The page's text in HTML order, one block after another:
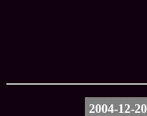
2004-12-